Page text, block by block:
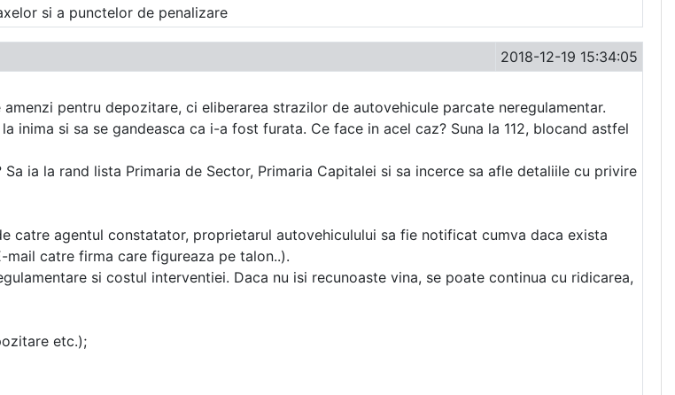
si a punctelor de penalizare
2018-12-19 15:34:05
pentru depozitare, ci eliberarea strazilor de autovehicule parcate neregulamentar.
si sa se gandeasca ca i-a fost furata. Ce face in acel caz? Suna la 112, blocand astfel
ia la rand lista Primaria de Sector, Primaria Capitalei si sa incerce sa afle detaliile cu privire
catre agentul constatator, proprietarul autovehiculului sa fie notificat cumva daca exista
mail catre firma care figureaza pe talon..).
si costul interventiei. Daca nu isi recunoaste vina, se poate continua cu ridicarea,
etc.);